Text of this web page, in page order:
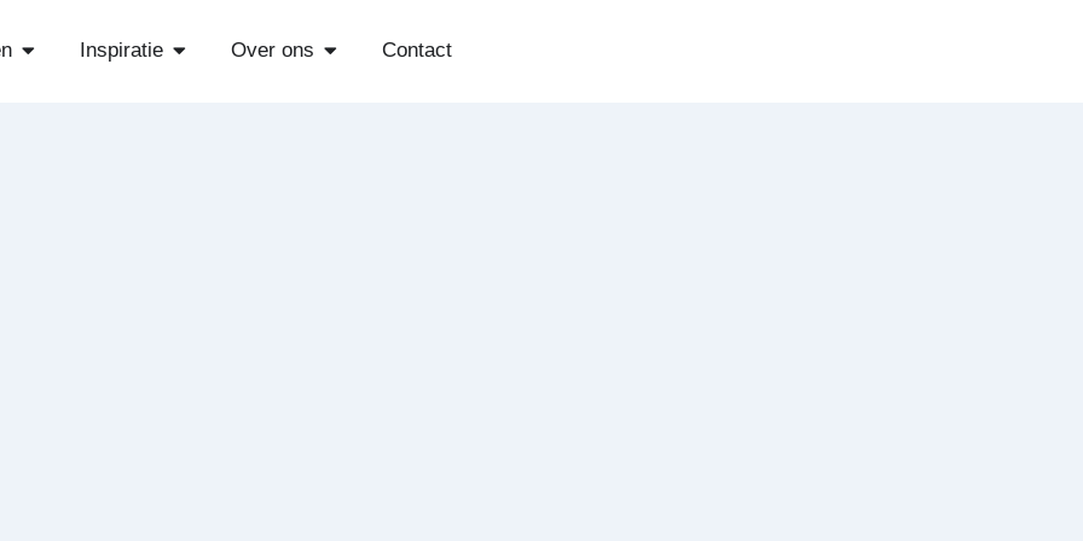
Open Diensten
Inspiratie Open Inspiratie
Over ons Open Over ons
Contact